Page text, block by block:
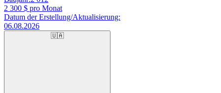
2 300 $ pro Monat
Datum der Erstellung/Aktualisierung:
06.08.2026
🇺🇦